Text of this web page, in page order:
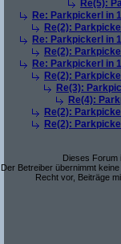
Re(5):
Re: Parkpickerl in
Re(2):
Re: Parkpickerl in
Re(2):
Re: Parkpickerl in
Re(2):
Re(3):
Re(4):
Re(2):
Re(2):
Dieses Forum
Der Betreiber übernimmt
Recht vor, Beiträge